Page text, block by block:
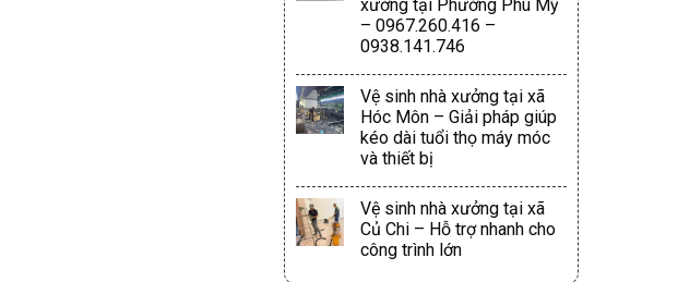
xưởng tại Phường Phú Mỹ
– 0967.260.416 –
0938.141.746
Vệ sinh nhà xưởng tại xã
Hóc Môn – Giải pháp giúp
kéo dài tuổi thọ máy móc
và thiết bị
Vệ sinh nhà xưởng tại xã
Củ Chi – Hỗ trợ nhanh cho
công trình lớn